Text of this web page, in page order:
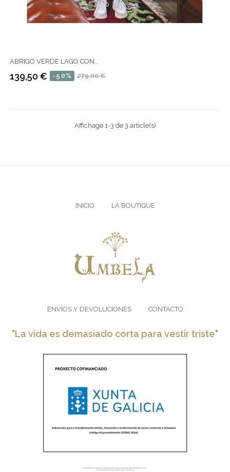
ABRIGO VERDE LAGO CON...
Precio
279,00 €
-50%
Precio
139,50 €
Affichage 1-3 de 3 article(s)
INICIO LA BOUTIQUE
ENVÍOS Y DEVOLUCIONES CONTACTO
"La vida es demasiado corta para vestir triste"